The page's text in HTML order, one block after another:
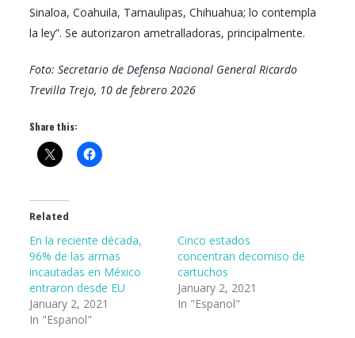
Sinaloa, Coahuila, Tamaulipas, Chihuahua; lo contempla
la ley”. Se autorizaron ametralladoras, principalmente.
Foto: Secretario de Defensa Nacional General Ricardo
Trevilla Trejo, 10 de febrero 2026
Share this:
Related
En la reciente década,
96% de las armas
incautadas en México
entraron desde EU
January 2, 2021
In "Espanol"
Cinco estados
concentran decomiso de
cartuchos
January 2, 2021
In "Espanol"